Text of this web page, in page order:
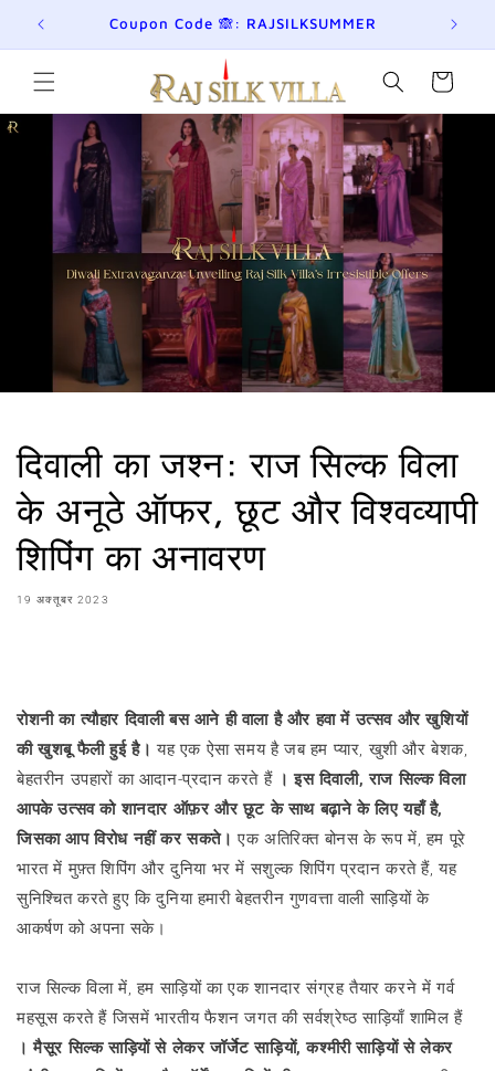
सामग्री
Coupon Code 🙈: RAJSILKSUMMER
कार्ट
दिवाली का जश्न: राज सिल्क विला
के अनूठे ऑफर, छूट और विश्वव्यापी
शिपिंग का अनावरण
19 अक्तूबर 2023
रोशनी का त्यौहार दिवाली बस आने ही वाला है और हवा में उत्सव और खुशियों
की खुशबू फैली हुई है। यह एक ऐसा समय है जब हम प्यार, खुशी और बेशक,
बेहतरीन उपहारों का आदान-प्रदान करते हैं । इस दिवाली, राज सिल्क विला
आपके उत्सव को शानदार ऑफ़र और छूट के साथ बढ़ाने के लिए यहाँ है,
जिसका आप विरोध नहीं कर सकते। एक अतिरिक्त बोनस के रूप में, हम पूरे
भारत में मुफ़्त शिपिंग और दुनिया भर में सशुल्क शिपिंग प्रदान करते हैं, यह
सुनिश्चित करते हुए कि दुनिया हमारी बेहतरीन गुणवत्ता वाली साड़ियों के
आकर्षण को अपना सके।
राज सिल्क विला में, हम साड़ियों का एक शानदार संग्रह तैयार करने में गर्व
महसूस करते हैं जिसमें भारतीय फैशन जगत की सर्वश्रेष्ठ साड़ियाँ शामिल हैं
। मैसूर सिल्क साड़ियों से लेकर जॉर्जेट साड़ियों, कश्मीरी साड़ियों से लेकर